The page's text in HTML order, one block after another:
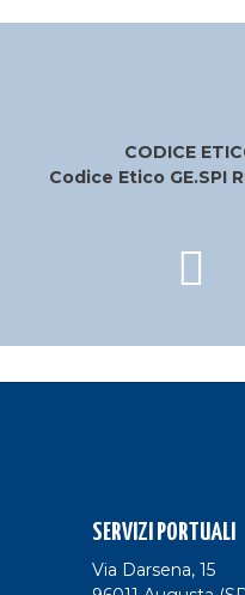
CODICE
Codice Etico GE.SPI
SERVIZI PORTUALI
Via Darsena, 15